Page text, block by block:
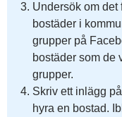
Undersök om det
bostäder i
grupper på
bostäder som de
grupper.
Skriv ett inlägg
hyra en bostad.